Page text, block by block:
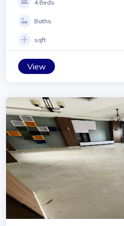
4 Beds
Baths
sqft
View